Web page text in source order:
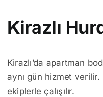
Kirazlı
Kirazlı’da apartman
aynı gün hizmet
ekiplerle çalışılır.